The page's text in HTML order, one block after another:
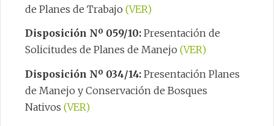
de Planes de Trabajo (VER)
Disposición Nº 059/10: Presentación de
Solicitudes de Planes de Manejo (VER)
Disposición Nº 034/14: Presentación Planes
de Manejo y Conservación de Bosques
Nativos (VER)